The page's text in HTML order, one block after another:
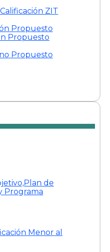
ZIT
Propuesto
Propuesto
Propuesto
de
Programa
Menor al